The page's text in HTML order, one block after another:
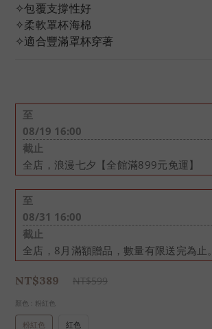
✧包覆支撐性好
✧柔軟罩杯海棉
✧適合豐滿罩杯穿著
至
08/19 16:00
截止
全店，浪漫七夕【全館滿899元免運】
至
08/31 16:00
截止
全店，8月滿額贈品，數量有限送完為止。
NT$389 NT$599
顏色 : 粉紅色
粉紅色 紅色